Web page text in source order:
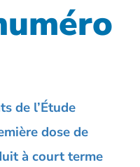
de l’Étude
dose de
à court terme